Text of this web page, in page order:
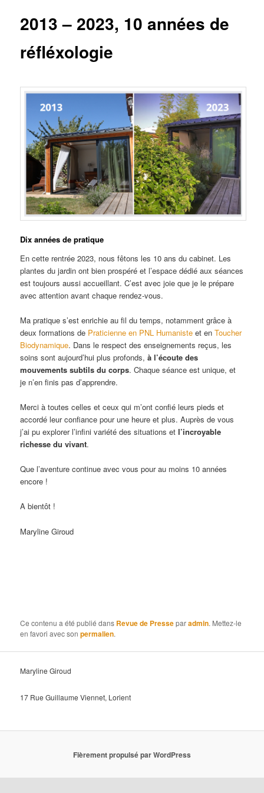
2013 – 2023, 10 années de
réfléxologie
Dix années de pratique
En cette rentrée 2023, nous fêtons les 10 ans du cabinet. Les
plantes du jardin ont bien prospéré et l’espace dédié aux séances
est toujours aussi accueillant. C’est avec joie que je le prépare
avec attention avant chaque rendez-vous.
Ma pratique s’est enrichie au fil du temps, notamment grâce à
deux formations de Praticienne en PNL Humanisteet enToucher
Biodynamique. Dans le respect des enseignements reçus, les
soins sont aujourd’hui plus profonds,à l’écoute des
mouvements subtils du corps. Chaque séance est unique, et
je n’en finis pas d’apprendre.
Merci à toutes celles et ceux qui m’ont confié leurs pieds et
accordé leur confiance pour une heure et plus. Auprès de vous
j’ai pu explorer l’infini variété des situations etl’incroyable
richesse du vivant.
Que l’aventure continue avec vous pour au moins 10 années
encore !
A bientôt !
Maryline Giroud
Ce contenu a été publié dans Revue de Presseparadmin. Mettez-le
en favori avec sonpermalien.
Maryline Giroud
17 Rue Guillaume Viennet, Lorient
Fièrement propulsé par WordPress